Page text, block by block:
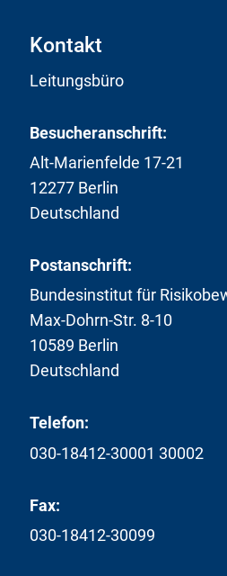
Kontakt
Leitungsbüro
Besucheranschrift:
Alt-Marienfelde 17-21
12277 Berlin
Deutschland
Postanschrift:
Bundesinstitut für
Max-Dohrn-Str. 8-10
10589 Berlin
Deutschland
Telefon:
030-18412-30001 30002
Fax:
030-18412-30099